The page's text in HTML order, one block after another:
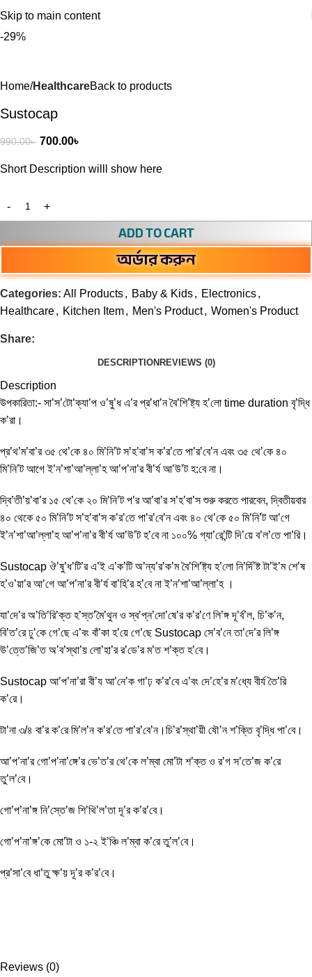
Skip to main content
-29%
Home HealthcareBack to products
Sustocap
990.00৳ 700.00৳
Short Description willl show here
ADD TO CART
অর্ডার করুন
Categories: All Products, Baby & Kids, Electronics,
Healthcare, Kitchen Item, Men's Product, Women's Product
Share:
DESCRIPTION REVIEWS (0)
Description
উপকারিতা:- সা’স’টো’ক্যা’প ও’ষু’ধ এ’র প্র’ধা’ন বৈ’শি’ষ্ট্য হ’লো time duration বৃ’দ্ধি
ক’রা।
প্র’থ’ম’বা’র ৩৫ থে’কে ৪০ মি’নি’ট স’হ’বা’স ক’র’তে পা’র’বে’ন এবং ৩৫ থে’কে ৪০
মি’নি’ট আগে ই’ন’শা’আ’ল্লা’হ আ’প’না’র বী’র্য আ’উ’ট হ:বে না।
দ্বি’তী’য়’বা’র ১৫ থে’কে ২০ মি’নি’ট প’র আ’বা’র স’হ’বা’স শুরু করতে পারবেন, দ্বিতীয়বার
৪০ থেকে ৫০ মি’নি’ট স’হ’বা’স ক’র’তে পা’র’বে’ন এবং ৪০ থে’কে ৫০ মি’নি’ট আ’গে
ই’ন’শা’আ’ল্লা’হ আ’প’না’র বী’র্য আ’উ’ট হ’বে না ১০০% গ্যা’রে’ন্টি দি’য়ে ব’ল’তে পা’রি।
Sustocap ঔ’ষু’ধ’টি’র এ’ই এ’ক’টি অ’ন্য’র’ক’ম বৈ’শি’ষ্ট্য হ’লো নি’র্দি’ষ্ট টা’ই’ম শে’ষ
হ’ও’য়া’র আ’গে আ’প’না’র বী’র্য বা’হি’র হ’বে না ই’ন’শা’আ’ল্লা’হ ।
যা’দে’র অ’তি’রি’ক্ত হ’স্ত’মৈ’থুন ও স্ব’প্ন’দো’ষে’র ক’র’ণে লি’ঙ্গ দূ’র্ব’ল, চি’ক’ন,
বি’ত’রে ঢু’কে গে’ছে এ’বং বাঁ’কা হ’য়ে গে’ছে Sustocap সে’ব’নে তা’দে’র লি’ঙ্গ
উ’ত্তে’জি’ত অ’ব’স্থা’য় লো’হা’র র’ডে’র ম’ত শ’ক্ত হ’বে।
Sustocap আ’প’না’রা বী’য আ’নে’ক গা’ঢ় ক’র’বে এ’বং দে’হে’র ম’ধ্যে বীর্য তৈ’রি
ক’রে।
টা’না ৩/৪ বা’র ক’রে মি’ল’ন ক’র’তে পা’র’বে’ন।চি’র’স্থা’য়ী যৌ’ন শ’ক্তি বৃ’দ্ধি পা’বে।
আ’প’না’র গো’প’না’ঙ্গে’র ভে’ত’র থে’কে ল’ম্বা মো’টা শ’ক্ত ও র’গ স’তে’জ ক’রে
তু’ল’বে।
গো’প’না’ঙ্গ নি’স্তে’জ শি’থি’ল’তা দূ’র ক’র’বে।
গো’প’না’ঙ্গ’কে মো’টা ও ১-২ ই’ঞ্চি ল’ম্বা ক’রে তু’ল’বে।
প্র’সা’বে ধা’তু ক্ষ’য় দূ’র ক’র’বে।
Reviews (0)